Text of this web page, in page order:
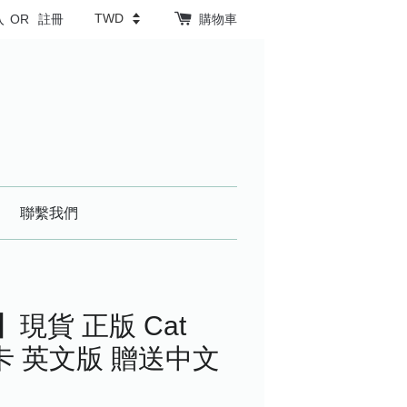
OR 註冊 購物車
聯繫我們
現貨 正版 Cat
英文版 贈送中文